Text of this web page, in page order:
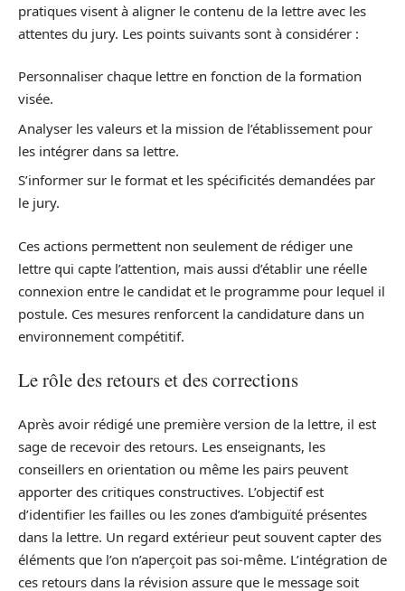
pratiques visent à aligner le contenu de la lettre avec les
attentes du jury. Les points suivants sont à considérer :
Personnaliser chaque lettre en fonction de la formation
visée.
Analyser les valeurs et la mission de l’établissement pour
les intégrer dans sa lettre.
S’informer sur le format et les spécificités demandées par
le jury.
Ces actions permettent non seulement de rédiger une
lettre qui capte l’attention, mais aussi d’établir une réelle
connexion entre le candidat et le programme pour lequel il
postule. Ces mesures renforcent la candidature dans un
environnement compétitif.
Le rôle des retours et des corrections
Après avoir rédigé une première version de la lettre, il est
sage de recevoir des retours. Les enseignants, les
conseillers en orientation ou même les pairs peuvent
apporter des critiques constructives. L’objectif est
d’identifier les failles ou les zones d’ambiguïté présentes
dans la lettre. Un regard extérieur peut souvent capter des
éléments que l’on n’aperçoit pas soi-même. L’intégration de
ces retours dans la révision assure que le message soit